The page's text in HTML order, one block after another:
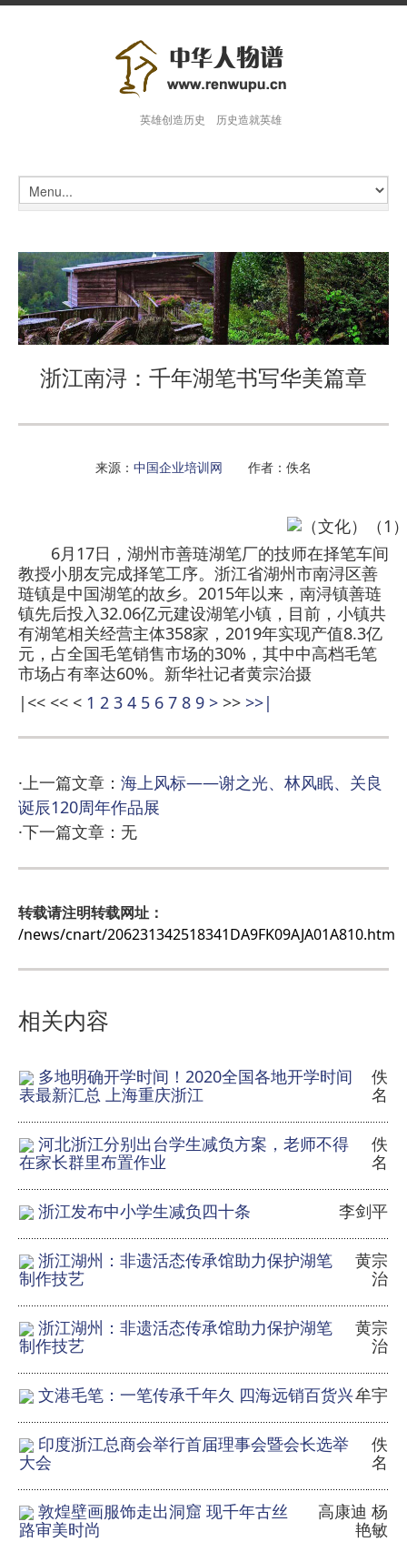
英雄创造历史 历史造就英雄
浙江南浔：千年湖笔书写华美篇章
来源： 中国企业培训网 作者：佚名
6月17日，湖州市善琏湖笔厂的技师在择笔车间
教授小朋友完成择笔工序。浙江省湖州市南浔区善
琏镇是中国湖笔的故乡。2015年以来，南浔镇善琏
镇先后投入32.06亿元建设湖笔小镇，目前，小镇共
有湖笔相关经营主体358家，2019年实现产值8.3亿
元，占全国毛笔销售市场的30%，其中中高档毛笔
市场占有率达60%。新华社记者黄宗治摄
|<< << < 1 2 3 4 5 6 7 8 9 > >> >>|
·上一篇文章： 海上风标——谢之光、林风眠、关良
诞辰120周年作品展
·下一篇文章：无
转载请注明转载网址：
/news/cnart/206231342518341DA9FK09AJA01A810.htm
相关内容
多地明确开学时间！2020全国各地开学时间
表最新汇总 上海重庆浙江
佚
名
河北浙江分别出台学生减负方案，老师不得
在家长群里布置作业
佚
名
浙江发布中小学生减负四十条 李剑平
浙江湖州：非遗活态传承馆助力保护湖笔
制作技艺
黄宗
治
浙江湖州：非遗活态传承馆助力保护湖笔
制作技艺
黄宗
治
文港毛笔：一笔传承千年久 四海远销百货兴牟宇
印度浙江总商会举行首届理事会暨会长选举
大会
佚
名
敦煌壁画服饰走出洞窟 现千年古丝
路审美时尚
高康迪 杨
艳敏